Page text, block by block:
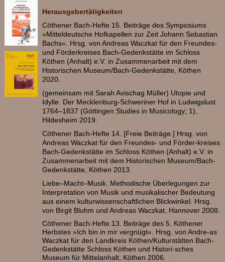
Herausgebertätigkeiten
Cöthener Bach-Hefte 15. Beiträge des Symposiums
»Mitteldeutsche Hofkapellen zur Zeit Johann Sebastian
Bachs«. Hrsg. von Andreas Waczkat für den Freundes-
und Förderkreises Bach-Gedenkstätte im Schloss
Köthen (Anhalt) e.V. in Zusammenarbeit mit dem
Historischen Museum/Bach-Gedenkstätte, Köthen
2020.
(gemeinsam mit Sarah Avischag Müller) Utopie und
Idylle. Der Mecklenburg-Schweriner Hof in Ludwigslust
1764–1837 (Göttingen Studies in Musicology; 1),
Hildesheim 2019.
Cöthener Bach-Hefte 14. [Freie Beiträge.] Hrsg. von
Andreas Waczkat für den Freundes- und Förder-kreises
Bach-Gedenkstätte im Schloss Köthen (Anhalt) e.V. in
Zusammenarbeit mit dem Historischen Museum/Bach-
Gedenkstätte, Köthen 2013.
Liebe–Macht–Musik. Methodische Überlegungen zur
Interpretation von Musik und musikalischer Bedeutung
aus einem kulturwissenschaftlichen Blickwinkel. Hrsg.
von Birgit Bluhm und Andreas Waczkat, Hannover 2008.
Cöthener Bach-Hefte 13. Beiträge des 5. Köthener
Herbstes »Ich bin in mir vergnügt«. Hrsg. von Andre-as
Waczkat für den Landkreis Köthen/Kulturstätten Bach-
Gedenkstätte Schloss Köthen und Histori-sches
Museum für Mittelanhalt, Köthen 2006.